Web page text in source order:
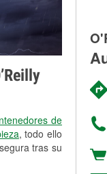
de
, todo ello
tras su